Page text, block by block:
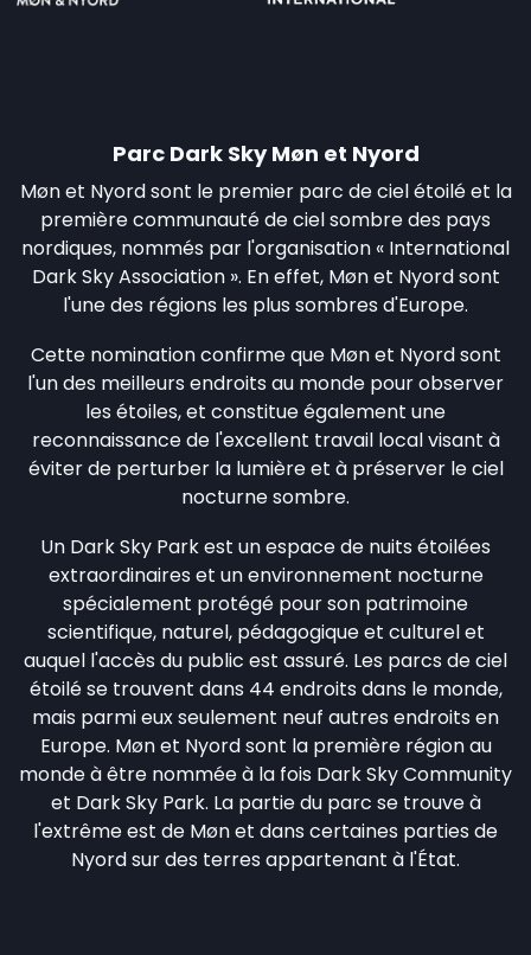
Parc Dark Sky Møn et Nyord
Møn et Nyord sont le premier parc de ciel étoilé et la
première communauté de ciel sombre des pays
nordiques, nommés par l'organisation « International
Dark Sky Association ». En effet, Møn et Nyord sont
l'une des régions les plus sombres d'Europe.
Cette nomination confirme que Møn et Nyord sont
l'un des meilleurs endroits au monde pour observer
les étoiles, et constitue également une
reconnaissance de l'excellent travail local visant à
éviter de perturber la lumière et à préserver le ciel
nocturne sombre.
Un Dark Sky Park est un espace de nuits étoilées
extraordinaires et un environnement nocturne
spécialement protégé pour son patrimoine
scientifique, naturel, pédagogique et culturel et
auquel l'accès du public est assuré. Les parcs de ciel
étoilé se trouvent dans 44 endroits dans le monde,
mais parmi eux seulement neuf autres endroits en
Europe. Møn et Nyord sont la première région au
monde à être nommée à la fois Dark Sky Community
et Dark Sky Park. La partie du parc se trouve à
l'extrême est de Møn et dans certaines parties de
Nyord sur des terres appartenant à l'État.